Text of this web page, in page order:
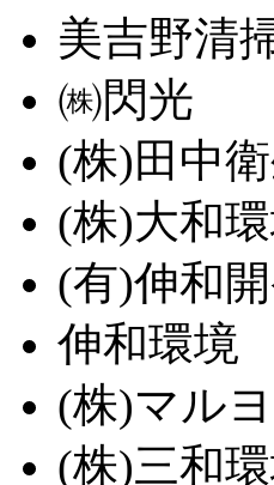
美吉野清
㈱閃光
(株)田中
(株)大和
(有)伸和
伸和環境
(株)マル
(株)三和